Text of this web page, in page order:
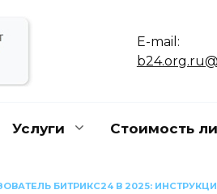
E-mail:
Услуги Стоимость
БИТРИКС24 В 2025: